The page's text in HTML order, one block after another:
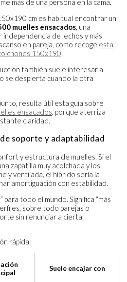
más de una persona en la cama.
cm es habitual encontrar un
muelles ensacados, una
de lechos y más
en pareja, como recoge esta
150x190.
también suele interesar a
se despierta cuando la otra
resulta útil esta guía sobre
ensacados, porque aterriza
claridad.
soporte y adaptabilidad
y estructura de muelles. Si el
zapatilla muy acolchada y los
y ventilada, el híbrido sería la
amortiguación con estabilidad.
para todo el mundo. Significa “más
sobre todo parejas o
sin renunciar a cierta
rápida:
Suele encajar con